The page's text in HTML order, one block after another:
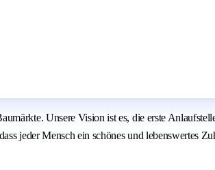
Unsere Vision ist es, die erste
jeder Mensch ein schönes und lebenswertes